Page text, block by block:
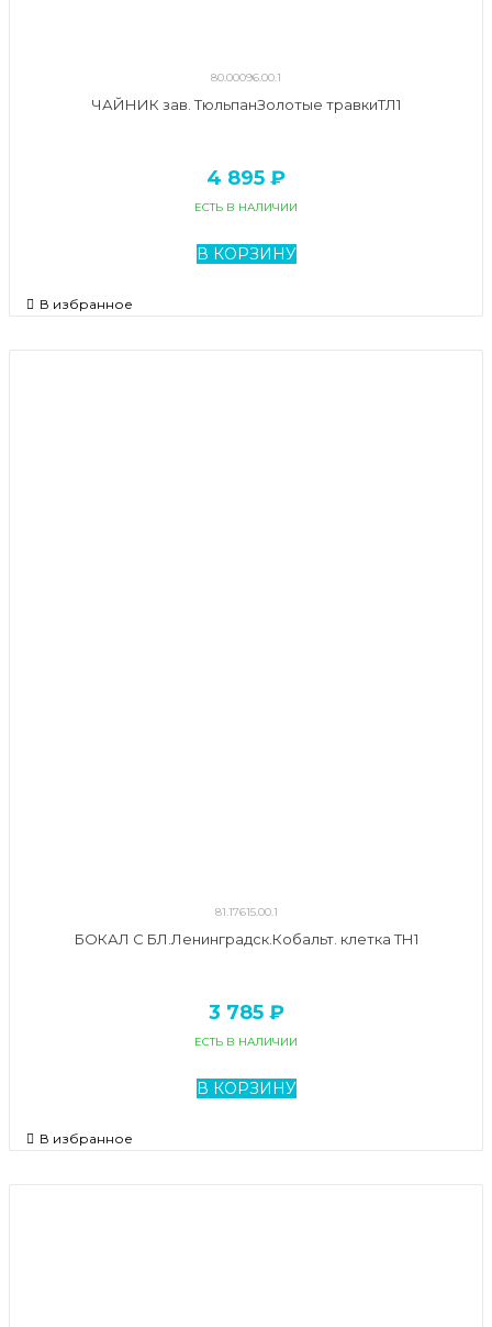
80.00096.00.1
ЧАЙНИК зав. ТюльпанЗолотые травкиТЛ1
4 895 ₽
ЕСТЬ В НАЛИЧИИ
В КОРЗИНУ
В избранное
81.17615.00.1
БОКАЛ С БЛ.Ленинградск.Кобальт. клетка ТН1
3 785 ₽
ЕСТЬ В НАЛИЧИИ
В КОРЗИНУ
В избранное